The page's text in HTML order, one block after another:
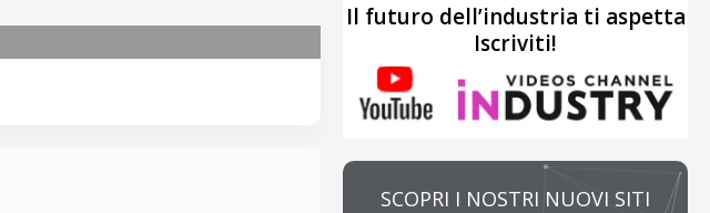
Il futuro dell’industria ti aspetta
Iscriviti!
SCOPRI I NOSTRI NUOVI SITI